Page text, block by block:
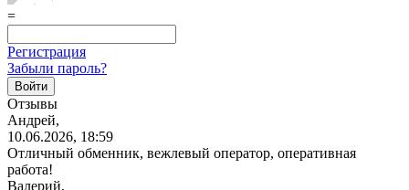
=
Регистрация
Забыли пароль?
Отзывы
Андрей,
10.06.2026, 18:59
Отличный обменник, вежлевый оператор, оперативная
работа!
Валерий,